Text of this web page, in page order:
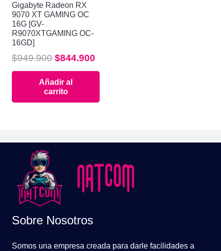
Gigabyte Radeon RX
9070 XT GAMING OC
16G [GV-
R9070XTGAMING OC-
16GD]
$949.900 El
precio
original
era:
$844.900
precio
Añadir al
carrito
Sobre Nosotros
Somos una empresa creada para darle facilidades a